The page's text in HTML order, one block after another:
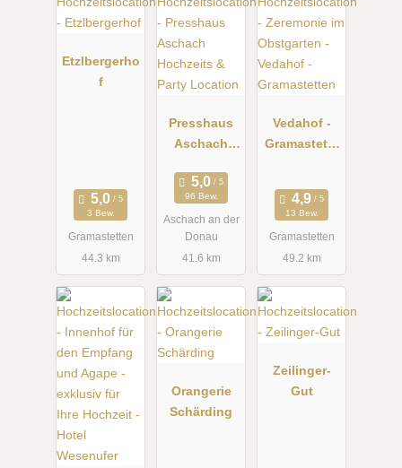
Etzlbergerho
f
3 Bew.
Gramastetten
44.3 km
Presshaus
Aschach
Party
Location
96 Bew.
Aschach an der
Donau
41.6 km
Vedahof -
Gramastette
13 Bew.
Gramastetten
49.2 km
Orangerie
Schärding
Zeilinger-
Gut